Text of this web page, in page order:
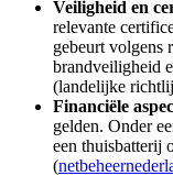
Veiligheid en
relevante
gebeurt volgens
brandveiligheid
(landelijke
Financiële
gelden. Onder
een thuisbatterij
(